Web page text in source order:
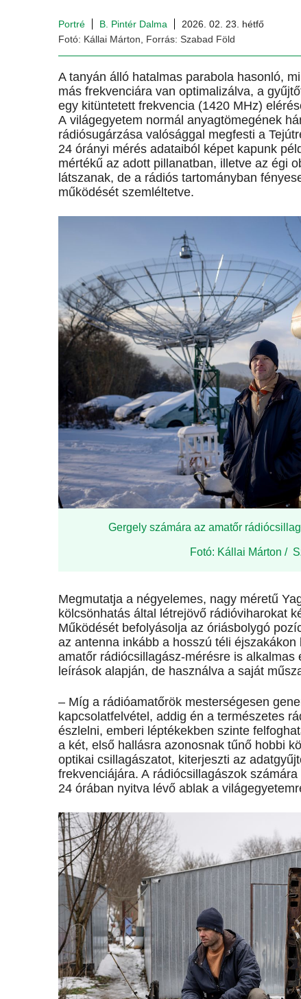
Portré B. Pintér Dalma
2026. 02. 23. hétfő
Fotó: Kállai Márton, Forrás: Szabad Föld
A tanyán álló hatalmas parabola hasonló,
más frekvenciára van optimalizálva, a
egy kitüntetett frekvencia (1420 MHz)
A világegyetem normál anyagtömegének
rádiósugárzása valósággal megfesti a
24 órányi mérés adataiból képet kapunk
mértékű az adott pillanatban, illetve az égi
látszanak, de a rá­­diós­ tartományban
működését szemléltetve.
Gergely számára az amatőr
Fotó: Kállai Márton /
Megmutatja a négyelemes, nagy méretű
kölcsönhatás által létrejövő rádióviharokat
Működését befolyásolja az óriásbolygó
az antenna inkább a hosszú téli
amatőr rádiócsillagász-mérésre is
leírások alapján, de használva a saját
– Míg a rádióamatőrök mesterségesen
kapcsolatfelvétel, addig én a természetes
észlelni, emberi léptékekben szinte
a két, első hallásra azonosnak tűnő hobbi
optikai csillagászatot, kiterjeszti az
frekvenciájára. A rádiócsillagászok
24 órában nyitva lévő ablak a